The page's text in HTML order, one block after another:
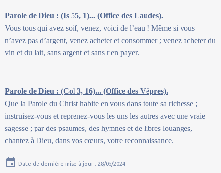
Parole de Dieu : (Is 55, 1)... (Office des Laudes).
Vous tous qui avez soif, venez, voici de l’eau ! Même si vous
n’avez pas d’argent, venez acheter et consommer ; venez acheter du
vin et du lait, sans argent et sans rien payer.
Parole de Dieu : (Col 3, 16)... (Office des Vêpres).
Que la Parole du Christ habite en vous dans toute sa richesse ;
instruisez-vous et reprenez-vous les uns les autres avec une vraie
sagesse ; par des psaumes, des hymnes et de libres louanges,
chantez à Dieu, dans vos cœurs, votre reconnaissance.
Date de dernière mise à jour : 28/05/2024